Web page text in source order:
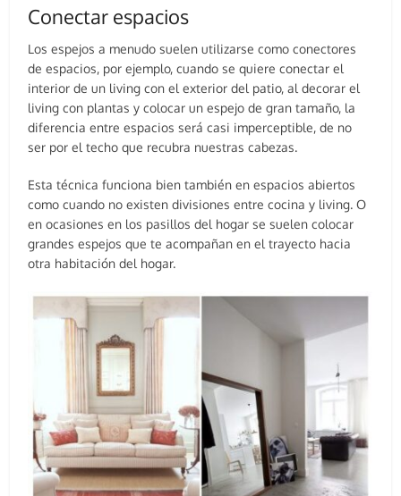
Conectar espacios
Los espejos a menudo suelen utilizarse como conectores
de espacios, por ejemplo, cuando se quiere conectar el
interior de un living con el exterior del patio, al decorar el
living con plantas y colocar un espejo de gran tamaño, la
diferencia entre espacios será casi imperceptible, de no
ser por el techo que recubra nuestras cabezas.
Esta técnica funciona bien también en espacios abiertos
como cuando no existen divisiones entre cocina y living. O
en ocasiones en los pasillos del hogar se suelen colocar
grandes espejos que te acompañan en el trayecto hacia
otra habitación del hogar.